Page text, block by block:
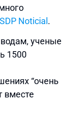
SDP Noticial.
ученые
1500
“очень
вместе